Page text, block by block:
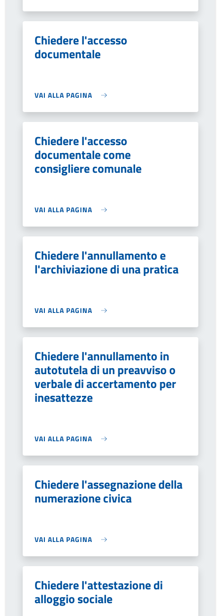
Chiedere l'accesso
documentale
VAI ALLA PAGINA
Chiedere l'accesso
documentale come
consigliere comunale
VAI ALLA PAGINA
Chiedere l'annullamento e
l'archiviazione di una pratica
VAI ALLA PAGINA
Chiedere l'annullamento in
autotutela di un preavviso o
verbale di accertamento per
inesattezze
VAI ALLA PAGINA
Chiedere l'assegnazione della
numerazione civica
VAI ALLA PAGINA
Chiedere l'attestazione di
alloggio sociale